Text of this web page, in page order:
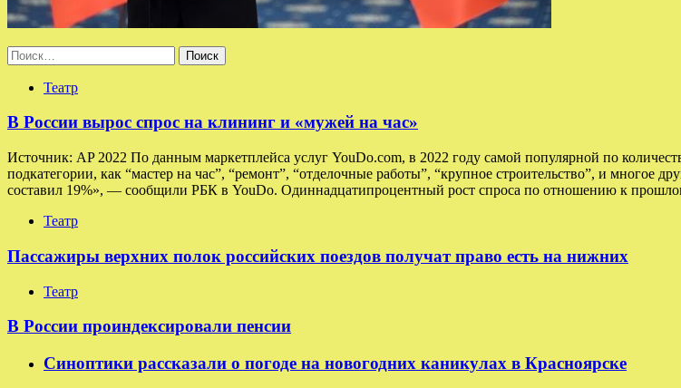
Найти:
Театр
В России вырос спрос на клининг и «мужей на час»
Источник: AP 2022 По данным маркетплейса услуг YouDo.com, в 2022 году самой популярной по
подкатегории, как “мастер на час”, “ремонт”, “отделочные работы”, “крупное строительство”, и многое
составил 19%», — сообщили РБК в YouDo. Одиннадцатипроцентный рост спроса по отношению к
Театр
Пассажиры верхних полок российских поездов получат право есть на нижних
Театр
В России проиндексировали пенсии
Синоптики рассказали о погоде на новогодних каникулах в Красноярске